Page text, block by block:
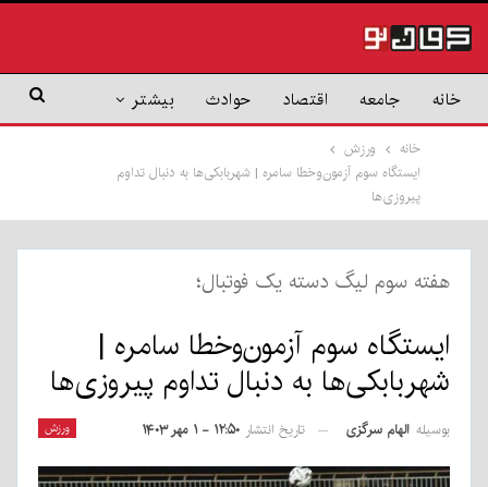
خانه جامعه اقتصاد حوادث بیشتر
خانه
ورزش
ایستگاه سوم آزمون‌وخطا سامره | شهربابکی‌ها به دنبال تداوم
پیروزی‌ها
هفته سوم لیگ دسته یک فوتبال؛
ایستگاه سوم آزمون‌وخطا سامره |
شهربابکی‌ها به دنبال تداوم پیروزی‌ها
ورزش بوسیله الهام سرگزی تاریخ انتشار ۱۲:۵۰ - ۱ مهر ۱۴۰۳